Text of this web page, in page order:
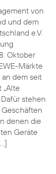
von
und dem
e.V.
Oktober
Märkte
dem seit
„Alte
stehen
denen die
Geräte